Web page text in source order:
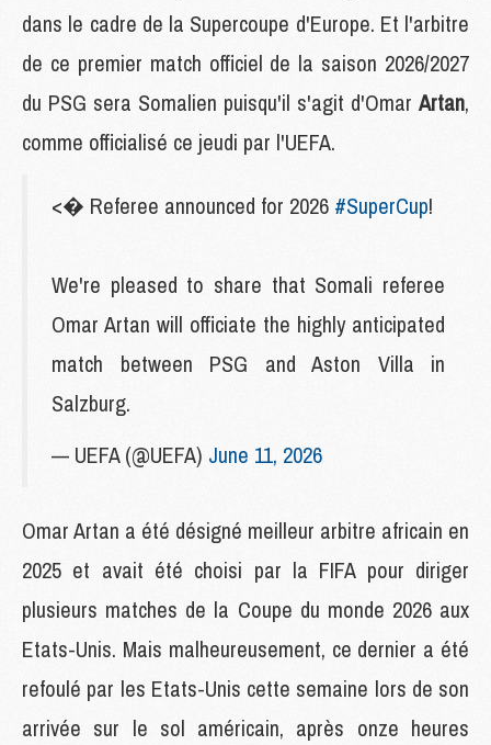
dans le cadre de la Supercoupe d'Europe. Et l'arbitre
de ce premier match officiel de la saison 2026/2027
du PSG sera Somalien puisqu'il s'agit d'Omar Artan,
comme officialisé ce jeudi par l'UEFA.
<� Referee announced for 2026 #SuperCup!
We're pleased to share that Somali referee
Omar Artan will officiate the highly anticipated
match between PSG and Aston Villa in
Salzburg.
— UEFA (@UEFA) June 11, 2026
Omar Artan a été désigné meilleur arbitre africain en
2025 et avait été choisi par la FIFA pour diriger
plusieurs matches de la Coupe du monde 2026 aux
Etats-Unis. Mais malheureusement, ce dernier a été
refoulé par les Etats-Unis cette semaine lors de son
arrivée sur le sol américain, après onze heures